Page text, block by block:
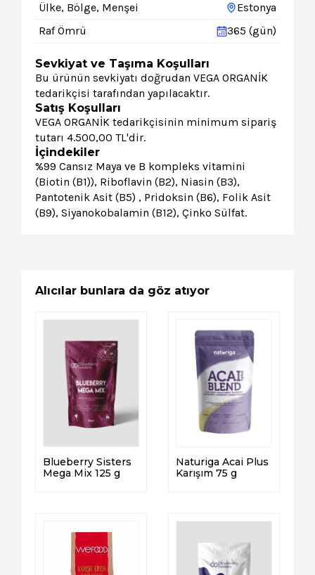
Ülke, Bölge, Menşei
Estonya
Raf Ömrü
365 (gün)
Sevkiyat ve Taşıma Koşulları
Bu ürünün sevkiyatı doğrudan VEGA ORGANİK
tedarikçisi tarafından yapılacaktır.
Satış Koşulları
VEGA ORGANİK tedarikçisinin minimum sipariş
tutarı 4.500,00 TL'dir.
İçindekiler
%99 Cansız Maya ve B kompleks vitamini
(Biotin (B1)), Riboflavin (B2), Niasin (B3),
Pantotenik Asit (B5) , Pridoksin (B6), Folik Asit
(B9), Siyanokobalamin (B12), Çinko Sülfat.
Alıcılar bunlara da göz atıyor
Blueberry Sisters
Mega Mix 125 g
Naturiga Acai Plus
Karışım 75 g